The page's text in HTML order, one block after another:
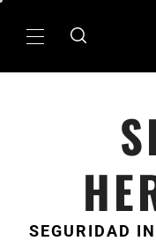
MenÃº
SEGURIDAD